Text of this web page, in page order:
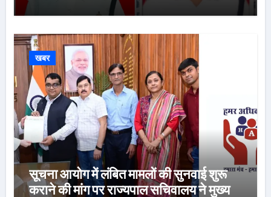
खबर
सूचना आयोग में लंबित मामलों की सुनवाई शुरू
कराने की मांग पर राज्यपाल सचिवालय ने मुख्य